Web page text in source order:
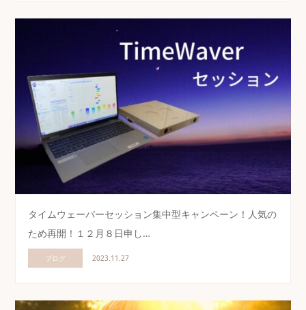
タイムウェーバーセッション集中型キャンペーン！人気の
ため再開！１２月８日申し…
ブログ 2023.11.27